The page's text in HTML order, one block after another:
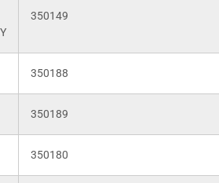
350149
350188
350189
350180